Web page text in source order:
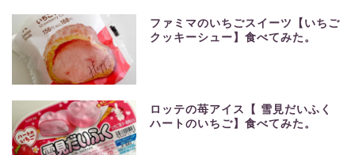
ファミマのいちごスイーツ【いちご
クッキーシュー】食べてみた。
ロッテの苺アイス【 雪見だいふく
ハートのいちご】食べてみた。